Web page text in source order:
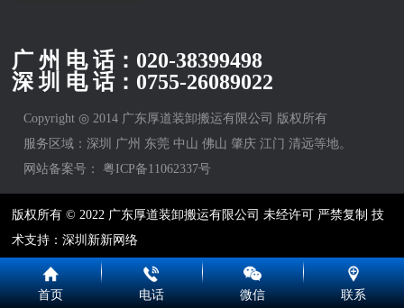
广 州 电 话： 020-38399498
深 圳 电 话： 0755-26089022
Copyright ◎ 2014 广东厚道装卸搬运有限公司 版权所有
服务区域：深圳 广州 东莞 中山 佛山 肇庆 江门 清远等地。
网站备案号：粤ICP备11062337号
版权所有 © 2022 广东厚道装卸搬运有限公司 未经许可 严禁复制 技
术支持：深圳新新网络
首页 电话 微信 联系